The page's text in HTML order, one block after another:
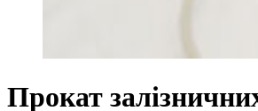
Прокат